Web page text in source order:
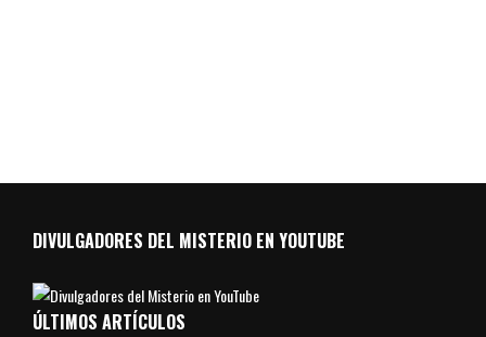
DIVULGADORES DEL MISTERIO EN YOUTUBE
ÚLTIMOS ARTÍCULOS